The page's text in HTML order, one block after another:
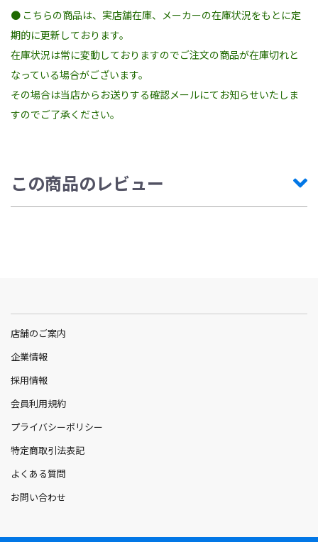
● こちらの商品は、実店舗在庫、メーカーの在庫状況をもとに定
期的に更新しております。
在庫状況は常に変動しておりますのでご注文の商品が在庫切れと
なっている場合がございます。
その場合は当店からお送りする確認メールにてお知らせいたしま
すのでご了承ください。
この商品のレビュー
店舗のご案内
企業情報
採用情報
会員利用規約
プライバシーポリシー
特定商取引法表記
よくある質問
お問い合わせ